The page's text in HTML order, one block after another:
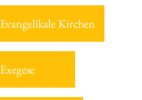
Evangelikale Kirchen
Exegese